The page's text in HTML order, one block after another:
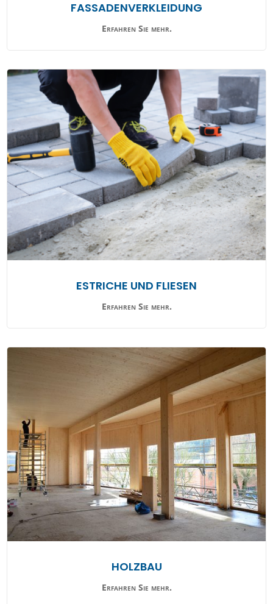
FASSADENVERKLEIDUNG
Erfahren Sie mehr.
ESTRICHE UND FLIESEN
Erfahren Sie mehr.
HOLZBAU
Erfahren Sie mehr.